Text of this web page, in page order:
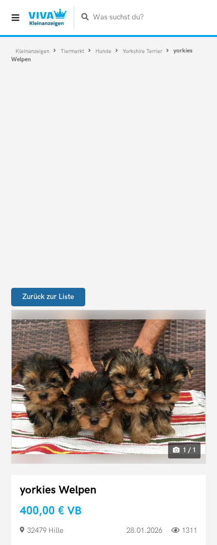
Was suchst du?
Kleinanzeigen Tiermarkt Hunde Yorkshire Terrier
yorkies
Welpen
Zurück zur Liste
1 / 1
yorkies Welpen
400,00 € VB
32479 Hille 28.01.2026 1311